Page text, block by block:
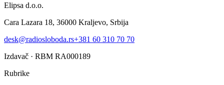
Elipsa d.o.o.
Cara Lazara 18, 36000 Kraljevo, Srbija
desk@radiosloboda.rs+381 60 310 70 70
Izdavač · RBM RA000189
Rubrike